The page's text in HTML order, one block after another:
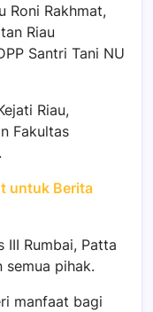
Roni Rakhmat,
Riau
Santri Tani NU
Riau,
Fakultas
untuk Berita
III Rumbai, Patta
semua pihak.
manfaat bagi